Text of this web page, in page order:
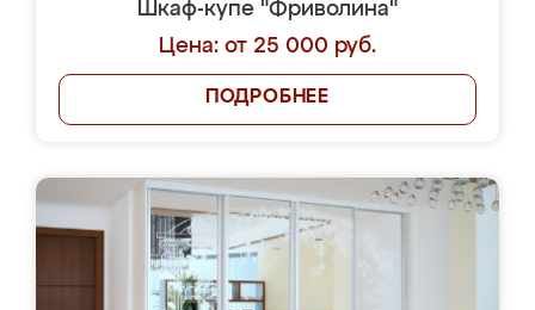
Шкаф-купе "Фриволина"
Цена: от 25 000 руб.
ПОДРОБНЕЕ